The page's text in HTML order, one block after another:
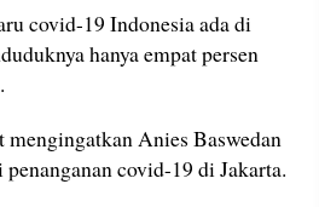
covid-19 Indonesia ada di
hanya empat persen
Anies Baswedan
covid-19 di Jakarta.